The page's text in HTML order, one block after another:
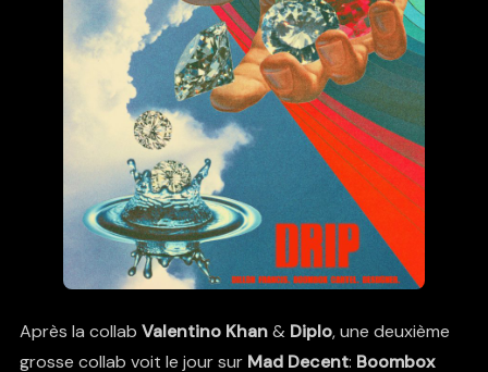
Après la collab Valentino Khan& Diplo, une deuxième
grosse collab voit le jour sur Mad Decent: Boombox